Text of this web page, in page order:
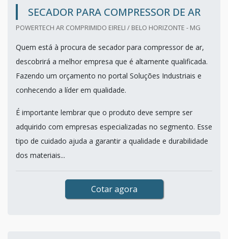
SECADOR PARA COMPRESSOR DE AR
POWERTECH AR COMPRIMIDO EIRELI / BELO HORIZONTE - MG
Quem está à procura de secador para compressor de ar,
descobrirá a melhor empresa que é altamente qualificada.
Fazendo um orçamento no portal Soluções Industriais e
conhecendo a líder em qualidade.
É importante lembrar que o produto deve sempre ser
adquirido com empresas especializadas no segmento. Esse
tipo de cuidado ajuda a garantir a qualidade e durabilidade
dos materiais...
Cotar agora